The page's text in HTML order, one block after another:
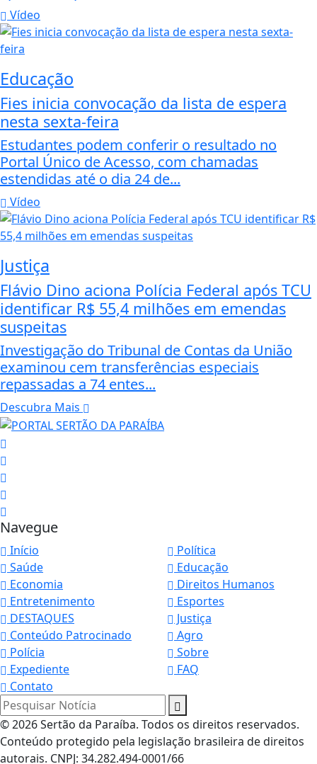
Vídeo
Educação
Fies inicia convocação da lista de espera
nesta sexta-feira
Estudantes podem conferir o resultado no
Portal Único de Acesso, com chamadas
estendidas até o dia 24 de...
Vídeo
Justiça
Flávio Dino aciona Polícia Federal após TCU
identificar R$ 55,4 milhões em emendas
suspeitas
Investigação do Tribunal de Contas da União
examinou cem transferências especiais
repassadas a 74 entes...
Descubra Mais
Navegue
Início
Política
Saúde
Educação
Economia
Direitos Humanos
Entretenimento
Esportes
DESTAQUES
Justiça
Conteúdo Patrocinado
Agro
Polícia
Sobre
Expediente
FAQ
Contato
Pesquisar Notícia
© 2026 Sertão da Paraíba. Todos os direitos reservados.
Conteúdo protegido pela legislação brasileira de direitos
autorais. CNPJ: 34.282.494-0001/66